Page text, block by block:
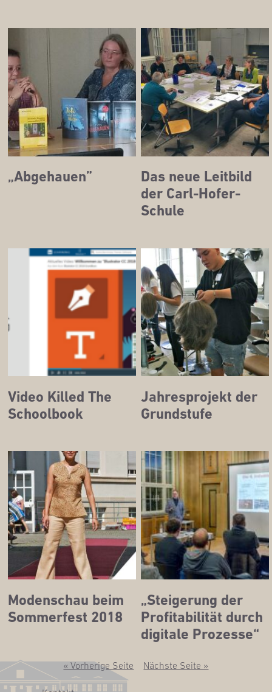
„Abge­hau­en”
Das neue Leit­bild
der Carl-Hofer-
Schule
Video Kil­led The
Schoolbook
Jah­res­pro­jekt der
Grundstufe
Moden­schau beim
Som­mer­fest 2018
„Stei­ge­rung der
Pro­fi­ta­bi­li­tät durch
digi­ta­le Prozesse“
« Vorherige Seite Nächste Seite »